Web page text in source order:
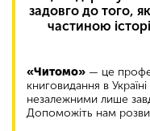
задовго до того,
частиною
«Читомо» — це
книговидання в
незалежними лише
Допоможіть нам